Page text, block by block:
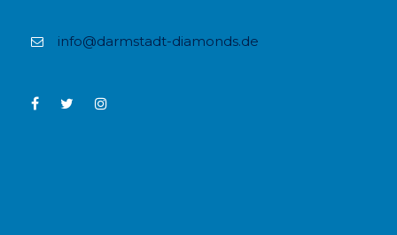
info@darmstadt-diamonds.de